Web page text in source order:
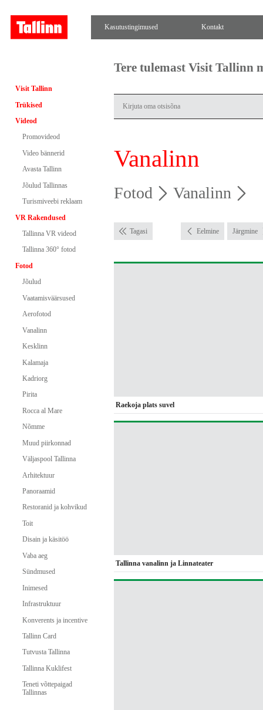
Kasutustingimused Kontakt
Visit Tallinn
Trükised
Videod
Promovideod
Video bännerid
Avasta Tallinn
Jõulud Tallinnas
Turismiveebi reklaam
VR Rakendused
Tallinna VR videod
Tallinna 360° fotod
Fotod
Jõulud
Vaatamisväärsused
Aerofotod
Vanalinn
Kesklinn
Kalamaja
Kadriorg
Pirita
Rocca al Mare
Nõmme
Muud piirkonnad
Väljaspool Tallinna
Arhitektuur
Panoraamid
Restoranid ja kohvikud
Toit
Disain ja käsitöö
Vaba aeg
Sündmused
Inimesed
Infrastruktuur
Konverents ja incentive
Tallinn Card
Tutvusta Tallinna
Tallinna Kuklifest
Teneti võttepaigad
Tallinnas
Tere tulemast Visit Tallinn
Vanalinn
Fotod Vanalinn
Tagasi Eelmine Järgmine
Raekoja plats suvel
Tallinna vanalinn ja Linnateater